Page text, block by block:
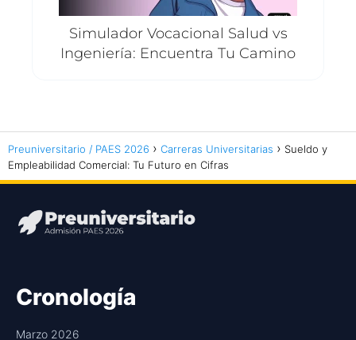
Simulador Vocacional Salud vs
Ingeniería: Encuentra Tu Camino
Preuniversitario / PAES 2026 Carreras Universitarias
Sueldo y
Empleabilidad Comercial: Tu Futuro en Cifras
Cronología
Marzo 2026